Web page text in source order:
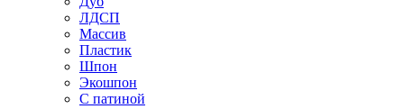
ЛДСП
Массив
Пластик
Шпон
Экошпон
С патиной